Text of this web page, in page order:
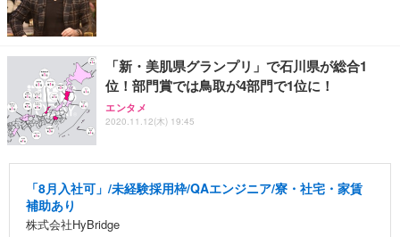
「新・美肌県グランプリ」で石川県が総合1
位！部門賞では鳥取が4部門で1位に！
エンタメ
2020.11.12(木) 19:45
「8月入社可」/未経験採用枠/QAエンジニア/寮・社宅・家賃
補助あり
株式会社HyBridge